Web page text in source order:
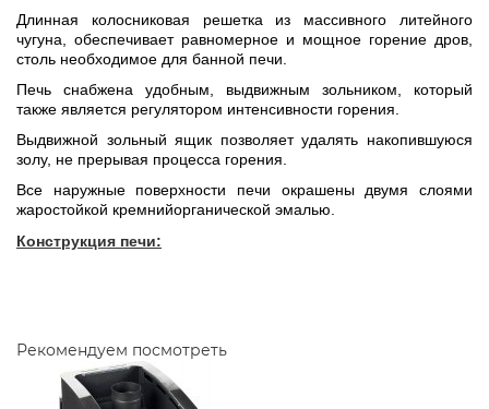
Длинная колосниковая решетка из массивного литейного
чугуна, обеспечивает равномерное и мощное горение дров,
столь необходимое для банной печи.
Печь снабжена удобным, выдвижным зольником, который
также является регулятором интенсивности горения.
Выдвижной зольный ящик позволяет удалять накопившуюся
золу, не прерывая процесса горения.
Все наружные поверхности печи окрашены двумя слоями
жаростойкой кремнийорганической эмалью.
Конструкция печи:
Рекомендуем посмотреть